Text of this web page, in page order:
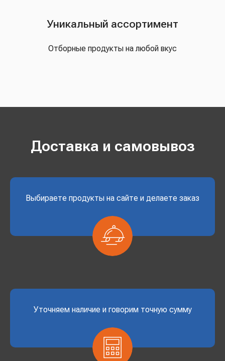
Уникальный ассортимент
Отборные продукты на любой вкус
Доставка и самовывоз
Выбираете продукты на сайте и делаете заказ
Уточняем наличие и говорим точную сумму